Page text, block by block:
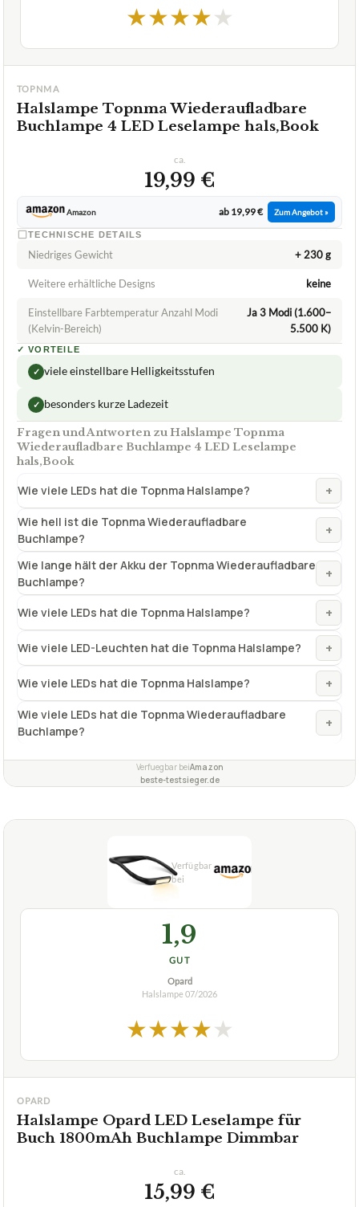
★★★★★
TOPNMA
Halslampe Topnma Wiederaufladbare
Buchlampe 4 LED Leselampe hals,Book
ca.
19,99 €
Amazon ab 19,99 € Zum Angebot »
TECHNISCHE DETAILS
Niedriges Gewicht + 230 g
Weitere erhältliche Designs keine
Einstellbare Farbtemperatur Anzahl Modi
(Kelvin-Bereich)
Ja 3 Modi (1.600–
5.500 K)
✓ VORTEILE
✓ viele einstellbare Helligkeitsstufen
✓ besonders kurze Ladezeit
Fragen und Antworten zu Halslampe Topnma
Wiederaufladbare Buchlampe 4 LED Leselampe
hals,Book
Wie viele LEDs hat die Topnma Halslampe? +
Wie hell ist die Topnma Wiederaufladbare
Buchlampe?
+
Wie lange hält der Akku der Topnma Wiederaufladbare
Buchlampe?
+
Wie viele LEDs hat die Topnma Halslampe? +
Wie viele LED-Leuchten hat die Topnma Halslampe? +
Wie viele LEDs hat die Topnma Halslampe? +
Wie viele LEDs hat die Topnma Wiederaufladbare
Buchlampe?
+
Verfuegbar beiAmazon
beste-testsieger.de
1,9
GUT
Opard
Halslampe 07/2026
★★★★★
OPARD
Halslampe Opard LED Leselampe für
Buch 1800mAh Buchlampe Dimmbar
ca.
15,99 €